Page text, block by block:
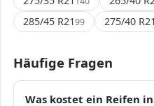
285/45 R2199 275/40 R21
Häufige Fragen
Was kostet ein Reifen in